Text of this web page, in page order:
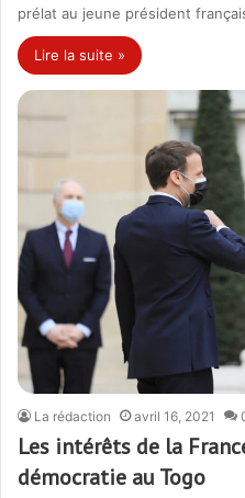
prélat au jeune président
Lire la suite »
La rédaction avril 16, 2021
Les intérêts de la
démocratie au Togo